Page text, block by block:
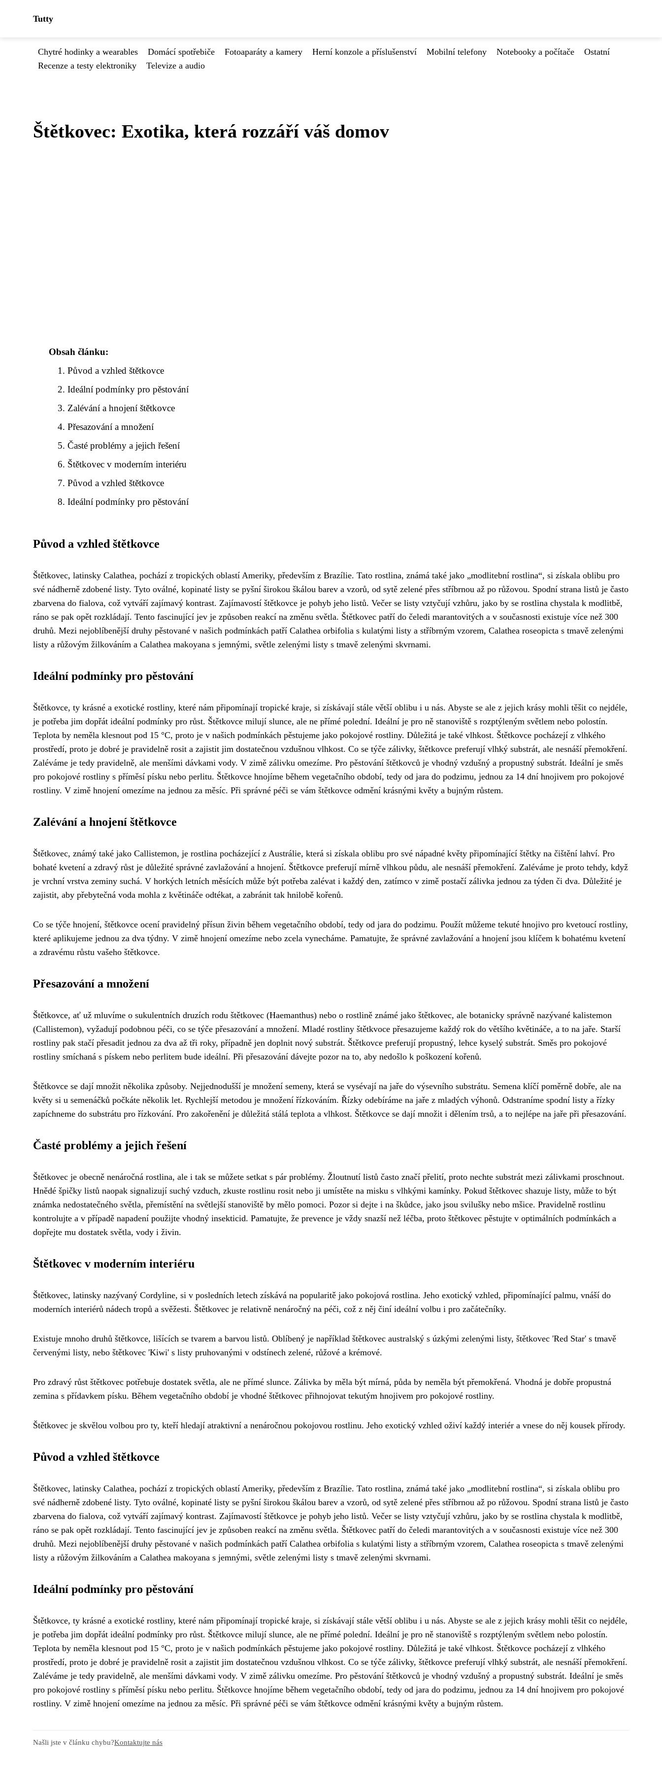
Tutty
Chytré hodinky a wearables Domácí spotřebiče Fotoaparáty a kamery Herní konzole a příslušenství Mobilní telefony Notebooky a počítače
Ostatní
Recenze a testy elektroniky
Televize a audio
Štětkovec: Exotika, která rozzáří váš domov
Obsah článku:
Původ a vzhled štětkovce
Ideální podmínky pro pěstování
Zalévání a hnojení štětkovce
Přesazování a množení
Časté problémy a jejich řešení
Štětkovec v moderním interiéru
Původ a vzhled štětkovce
Ideální podmínky pro pěstování
Původ a vzhled štětkovce
Štětkovec, latinsky Calathea, pochází z tropických oblastí Ameriky, především z Brazílie. Tato rostlina, známá také jako „modlitební rostlina“, si získala oblibu pro
své nádherně zdobené listy. Tyto oválné, kopinaté listy se pyšní širokou škálou barev a vzorů, od sytě zelené přes stříbrnou až po růžovou. Spodní strana listů je často
zbarvena do fialova, což vytváří zajímavý kontrast. Zajímavostí štětkovce je pohyb jeho listů. Večer se listy vztyčují vzhůru, jako by se rostlina chystala k modlitbě,
ráno se pak opět rozkládají. Tento fascinující jev je způsoben reakcí na změnu světla. Štětkovec patří do čeledi marantovitých a v současnosti existuje více než 300
druhů. Mezi nejoblíbenější druhy pěstované v našich podmínkách patří Calathea orbifolia s kulatými listy a stříbrným vzorem, Calathea roseopicta s tmavě zelenými
listy a růžovým žilkováním a Calathea makoyana s jemnými, světle zelenými listy s tmavě zelenými skvrnami.
Ideální podmínky pro pěstování
Štětkovce, ty krásné a exotické rostliny, které nám připomínají tropické kraje, si získávají stále větší oblibu i u nás. Abyste se ale z jejich krásy mohli těšit co nejdéle,
je potřeba jim dopřát ideální podmínky pro růst. Štětkovce milují slunce, ale ne přímé polední. Ideální je pro ně stanoviště s rozptýleným světlem nebo polostín.
Teplota by neměla klesnout pod 15 °C, proto je v našich podmínkách pěstujeme jako pokojové rostliny. Důležitá je také vlhkost. Štětkovce pocházejí z vlhkého
prostředí, proto je dobré je pravidelně rosit a zajistit jim dostatečnou vzdušnou vlhkost. Co se týče zálivky, štětkovce preferují vlhký substrát, ale nesnáší přemokření.
Zaléváme je tedy pravidelně, ale menšími dávkami vody. V zimě zálivku omezíme. Pro pěstování štětkovců je vhodný vzdušný a propustný substrát. Ideální je směs
pro pokojové rostliny s příměsí písku nebo perlitu. Štětkovce hnojíme během vegetačního období, tedy od jara do podzimu, jednou za 14 dní hnojivem pro pokojové
rostliny. V zimě hnojení omezíme na jednou za měsíc. Při správné péči se vám štětkovce odmění krásnými květy a bujným růstem.
Zalévání a hnojení štětkovce
Štětkovec, známý také jako Callistemon, je rostlina pocházející z Austrálie, která si získala oblibu pro své nápadné květy připomínající štětky na čištění lahví. Pro
bohaté kvetení a zdravý růst je důležité správné zavlažování a hnojení. Štětkovce preferují mírně vlhkou půdu, ale nesnáší přemokření. Zaléváme je proto tehdy, když
je vrchní vrstva zeminy suchá. V horkých letních měsících může být potřeba zalévat i každý den, zatímco v zimě postačí zálivka jednou za týden či dva. Důležité je
zajistit, aby přebytečná voda mohla z květináče odtékat, a zabránit tak hnilobě kořenů.
Co se týče hnojení, štětkovce ocení pravidelný přísun živin během vegetačního období, tedy od jara do podzimu. Použít můžeme tekuté hnojivo pro kvetoucí rostliny,
které aplikujeme jednou za dva týdny. V zimě hnojení omezíme nebo zcela vynecháme. Pamatujte, že správné zavlažování a hnojení jsou klíčem k bohatému kvetení
a zdravému růstu vašeho štětkovce.
Přesazování a množení
Štětkovce, ať už mluvíme o sukulentních druzích rodu štětkovec (Haemanthus) nebo o rostlině známé jako štětkovec, ale botanicky správně nazývané kalistemon
(Callistemon), vyžadují podobnou péči, co se týče přesazování a množení. Mladé rostliny štětkvoce přesazujeme každý rok do většího květináče, a to na jaře. Starší
rostliny pak stačí přesadit jednou za dva až tři roky, případně jen doplnit nový substrát. Štětkovce preferují propustný, lehce kyselý substrát. Směs pro pokojové
rostliny smíchaná s pískem nebo perlitem bude ideální. Při přesazování dávejte pozor na to, aby nedošlo k poškození kořenů.
Štětkovce se dají množit několika způsoby. Nejjednodušší je množení semeny, která se vysévají na jaře do výsevního substrátu. Semena klíčí poměrně dobře, ale na
květy si u semenáčků počkáte několik let. Rychlejší metodou je množení řízkováním. Řízky odebíráme na jaře z mladých výhonů. Odstraníme spodní listy a řízky
zapíchneme do substrátu pro řízkování. Pro zakořenění je důležitá stálá teplota a vlhkost. Štětkovce se dají množit i dělením trsů, a to nejlépe na jaře při přesazování.
Časté problémy a jejich řešení
Štětkovec je obecně nenáročná rostlina, ale i tak se můžete setkat s pár problémy. Žloutnutí listů často značí přelití, proto nechte substrát mezi zálivkami proschnout.
Hnědé špičky listů naopak signalizují suchý vzduch, zkuste rostlinu rosit nebo ji umístěte na misku s vlhkými kamínky. Pokud štětkovec shazuje listy, může to být
známka nedostatečného světla, přemístění na světlejší stanoviště by mělo pomoci. Pozor si dejte i na škůdce, jako jsou svilušky nebo mšice. Pravidelně rostlinu
kontrolujte a v případě napadení použijte vhodný insekticid. Pamatujte, že prevence je vždy snazší než léčba, proto štětkovec pěstujte v optimálních podmínkách a
dopřejte mu dostatek světla, vody i živin.
Štětkovec v moderním interiéru
Štětkovec, latinsky nazývaný Cordyline, si v posledních letech získává na popularitě jako pokojová rostlina. Jeho exotický vzhled, připomínající palmu, vnáší do
moderních interiérů nádech tropů a svěžesti. Štětkovec je relativně nenáročný na péči, což z něj činí ideální volbu i pro začátečníky.
Existuje mnoho druhů štětkovce, lišících se tvarem a barvou listů. Oblíbený je například štětkovec australský s úzkými zelenými listy, štětkovec 'Red Star' s tmavě
červenými listy, nebo štětkovec 'Kiwi' s listy pruhovanými v odstínech zelené, růžové a krémové.
Pro zdravý růst štětkovec potřebuje dostatek světla, ale ne přímé slunce. Zálivka by měla být mírná, půda by neměla být přemokřená. Vhodná je dobře propustná
zemina s přídavkem písku. Během vegetačního období je vhodné štětkovec přihnojovat tekutým hnojivem pro pokojové rostliny.
Štětkovec je skvělou volbou pro ty, kteří hledají atraktivní a nenáročnou pokojovou rostlinu. Jeho exotický vzhled oživí každý interiér a vnese do něj kousek přírody.
Původ a vzhled štětkovce
Štětkovec, latinsky Calathea, pochází z tropických oblastí Ameriky, především z Brazílie. Tato rostlina, známá také jako „modlitební rostlina“, si získala oblibu pro
své nádherně zdobené listy. Tyto oválné, kopinaté listy se pyšní širokou škálou barev a vzorů, od sytě zelené přes stříbrnou až po růžovou. Spodní strana listů je často
zbarvena do fialova, což vytváří zajímavý kontrast. Zajímavostí štětkovce je pohyb jeho listů. Večer se listy vztyčují vzhůru, jako by se rostlina chystala k modlitbě,
ráno se pak opět rozkládají. Tento fascinující jev je způsoben reakcí na změnu světla. Štětkovec patří do čeledi marantovitých a v současnosti existuje více než 300
druhů. Mezi nejoblíbenější druhy pěstované v našich podmínkách patří Calathea orbifolia s kulatými listy a stříbrným vzorem, Calathea roseopicta s tmavě zelenými
listy a růžovým žilkováním a Calathea makoyana s jemnými, světle zelenými listy s tmavě zelenými skvrnami.
Ideální podmínky pro pěstování
Štětkovce, ty krásné a exotické rostliny, které nám připomínají tropické kraje, si získávají stále větší oblibu i u nás. Abyste se ale z jejich krásy mohli těšit co nejdéle,
je potřeba jim dopřát ideální podmínky pro růst. Štětkovce milují slunce, ale ne přímé polední. Ideální je pro ně stanoviště s rozptýleným světlem nebo polostín.
Teplota by neměla klesnout pod 15 °C, proto je v našich podmínkách pěstujeme jako pokojové rostliny. Důležitá je také vlhkost. Štětkovce pocházejí z vlhkého
prostředí, proto je dobré je pravidelně rosit a zajistit jim dostatečnou vzdušnou vlhkost. Co se týče zálivky, štětkovce preferují vlhký substrát, ale nesnáší přemokření.
Zaléváme je tedy pravidelně, ale menšími dávkami vody. V zimě zálivku omezíme. Pro pěstování štětkovců je vhodný vzdušný a propustný substrát. Ideální je směs
pro pokojové rostliny s příměsí písku nebo perlitu. Štětkovce hnojíme během vegetačního období, tedy od jara do podzimu, jednou za 14 dní hnojivem pro pokojové
rostliny. V zimě hnojení omezíme na jednou za měsíc. Při správné péči se vám štětkovce odmění krásnými květy a bujným růstem.
Našli jste v článku chybu?Kontaktujte nás